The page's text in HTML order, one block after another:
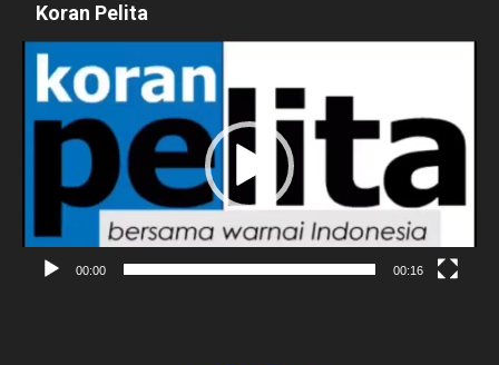
Koran Pelita
Pemutar
Video
00:00 00:16